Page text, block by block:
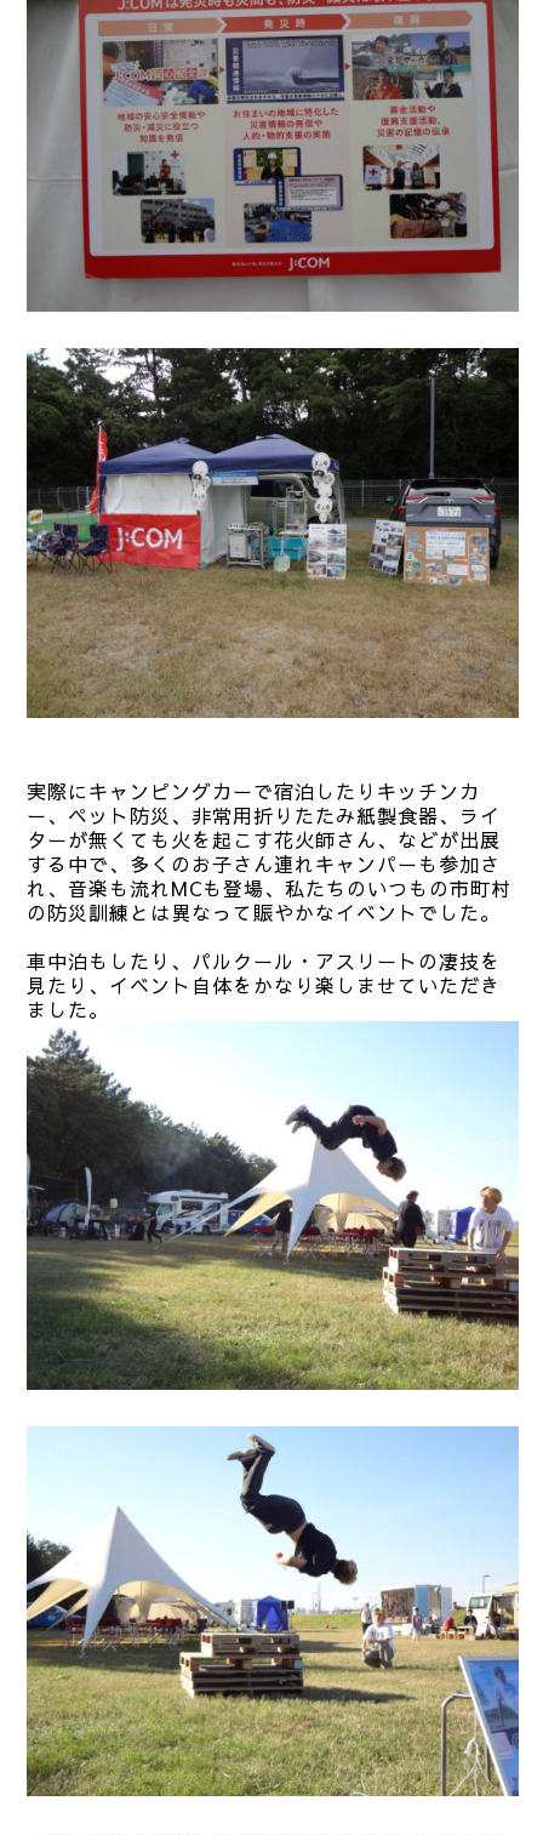
実際にキャンピングカーで宿泊したりキッチンカ
ー、ペット防災、非常用折りたたみ紙製食器、ライ
ターが無くても火を起こす花火師さん、などが出展
する中で、多くのお子さん連れキャンパーも参加さ
れ、音楽も流れMCも登場、私たちのいつもの市町村
の防災訓練とは異なって賑やかなイベントでした。
車中泊もしたり、パルクール・アスリートの凄技を
見たり、イベント自体をかなり楽しませていただき
ました。